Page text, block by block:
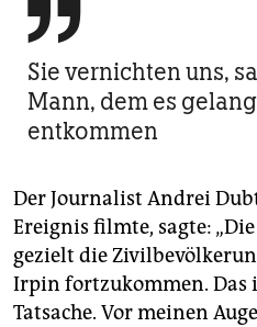

Sie vernichten uns,
Mann, dem es
entkommen
Der Journalist Andrei
Ereignis filmte, sagte:
gezielt die
Irpin fortzukommen. Das
Tatsache. Vor meinen